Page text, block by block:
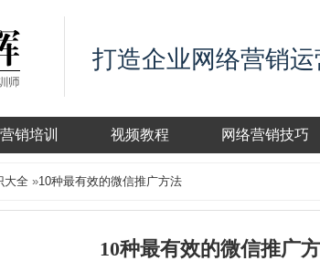
打造企业网络营销
销培训 视频教程 网络营销技巧
大全 »10种最有效的微信推广方法
10种最有效的微信推广